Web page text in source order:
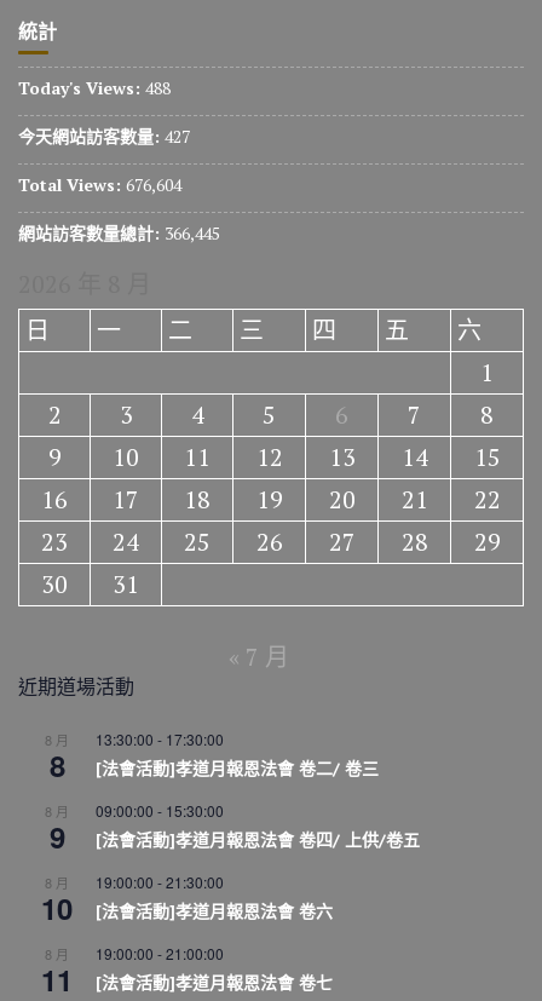
統計
Today's Views: 488
今天網站訪客數量: 427
Total Views: 676,604
網站訪客數量總計: 366,445
日
一 二 三 四 五
六
1
2
3 4 5 6 7
8
9
10 11 12 13 14
15
16
17 18 19 20 21
22
23
24 25 26 27 28
29
30
31
« 7 月
近期道場活動
8 月
8
13:30:00 - 17:30:00
[法會活動]孝道月報恩法會 卷二/ 卷三
8 月
9
09:00:00 - 15:30:00
[法會活動]孝道月報恩法會 卷四/ 上供/卷五
8 月
10
19:00:00 -21:30:00
[法會活動]孝道月報恩法會 卷六
8 月
11
19:00:00 -21:00:00
[法會活動]孝道月報恩法會 卷七